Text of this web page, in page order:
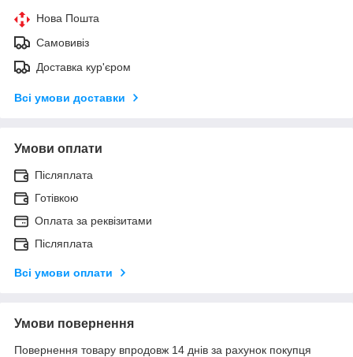
Нова Пошта
Самовивіз
Доставка кур'єром
Всі умови доставки
Умови оплати
Післяплата
Готівкою
Оплата за реквізитами
Післяплата
Всі умови оплати
Умови повернення
Повернення товару впродовж 14 днів за рахунок покупця